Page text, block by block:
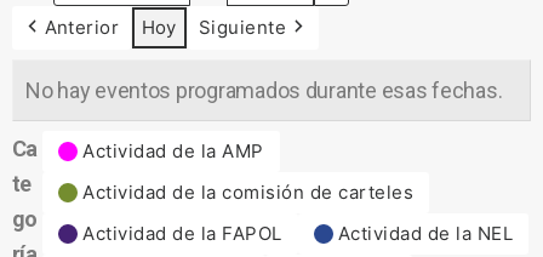
Anterior Hoy Siguiente
No hay eventos programados durante esas fechas.
Ca
te
go
Actividad de la AMP
Actividad de la comisión de carteles
Actividad de la FAPOL
Actividad de la NEL